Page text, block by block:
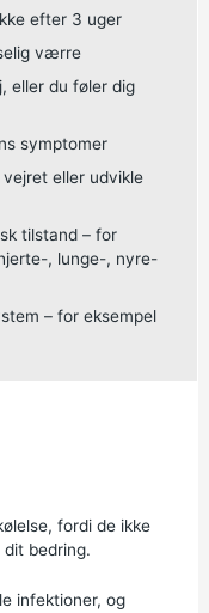
efter 3 uger
værre
eller du føler dig
symptomer
eller udvikle
tilstand – for
, lunge-, nyre-
– for eksempel
fordi de ikke
bedring.
infektioner, og